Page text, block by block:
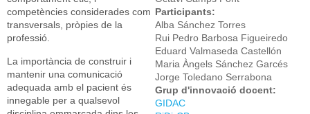
competències considerades com
transversals, pròpies de la
professió.
La importància de construir i
mantenir una comunicació
adequada amb el pacient és
innegable per a qualsevol
Participants:
Alba Sánchez Torres
Rui Pedro Barbosa Figueiredo
Eduard Valmaseda Castellón
Maria Àngels Sánchez Garcés
Jorge Toledano Serrabona
Grup d'innovació docent:
GIDAC